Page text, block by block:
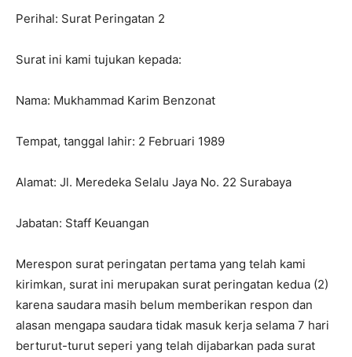
Perihal: Surat Peringatan 2
Surat ini kami tujukan kepada:
Nama: Mukhammad Karim Benzonat
Tempat, tanggal lahir: 2 Februari 1989
Alamat: Jl. Meredeka Selalu Jaya No. 22 Surabaya
Jabatan: Staff Keuangan
Merespon surat peringatan pertama yang telah kami
kirimkan, surat ini merupakan surat peringatan kedua (2)
karena saudara masih belum memberikan respon dan
alasan mengapa saudara tidak masuk kerja selama 7 hari
berturut-turut seperi yang telah dijabarkan pada surat